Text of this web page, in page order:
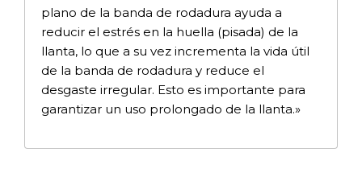
plano de la banda de rodadura ayuda a
reducir el estrés en la huella (pisada) de la
llanta, lo que a su vez incrementa la vida útil
de la banda de rodadura y reduce el
desgaste irregular. Esto es importante para
garantizar un uso prolongado de la llanta.»